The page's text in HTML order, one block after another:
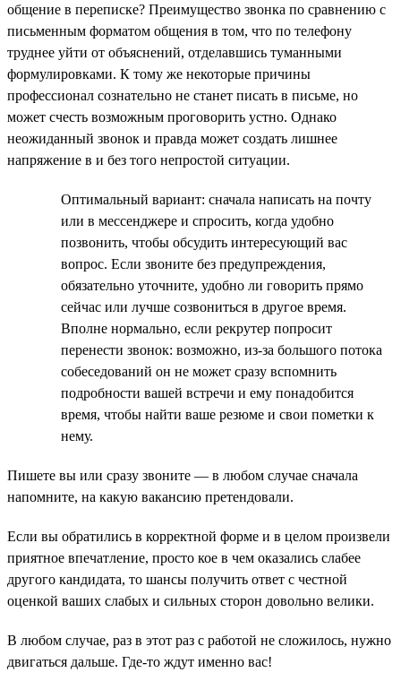
общение в переписке? Преимущество звонка по сравнению с
письменным форматом общения в том, что по телефону
труднее уйти от объяснений, отделавшись туманными
формулировками. К тому же некоторые причины
профессионал сознательно не станет писать в письме, но
может счесть возможным проговорить устно. Однако
неожиданный звонок и правда может создать лишнее
напряжение в и без того непростой ситуации.
Оптимальный вариант: сначала написать на почту
или в мессенджере и спросить, когда удобно
позвонить, чтобы обсудить интересующий вас
вопрос. Если звоните без предупреждения,
обязательно уточните, удобно ли говорить прямо
сейчас или лучше созвониться в другое время.
Вполне нормально, если рекрутер попросит
перенести звонок: возможно, из-за большого потока
собеседований он не может сразу вспомнить
подробности вашей встречи и ему понадобится
время, чтобы найти ваше резюме и свои пометки к
нему.
Пишете вы или сразу звоните — в любом случае сначала
напомните, на какую вакансию претендовали.
Если вы обратились в корректной форме и в целом произвели
приятное впечатление, просто кое в чем оказались слабее
другого кандидата, то шансы получить ответ с честной
оценкой ваших слабых и сильных сторон довольно велики.
В любом случае, раз в этот раз с работой не сложилось, нужно
двигаться дальше. Где-то ждут именно вас!